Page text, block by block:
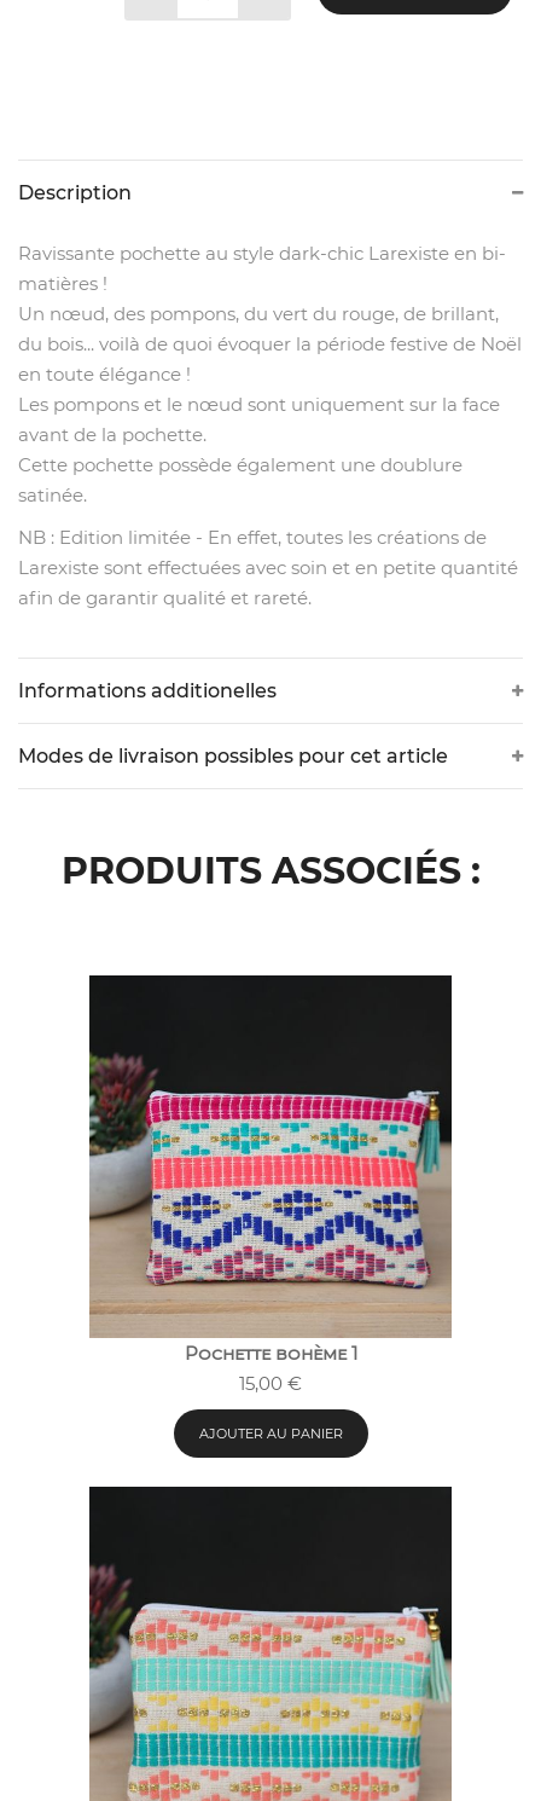
Description
Ravissante pochette au style dark-chic Larexiste en bi-
matières !
Un nœud, des pompons, du vert du rouge, de brillant,
du bois... voilà de quoi évoquer la période festive de Noël
en toute élégance !
Les pompons et le nœud sont uniquement sur la face
avant de la pochette.
Cette pochette possède également une doublure
satinée.
NB : Edition limitée - En effet, toutes les créations de
Larexiste sont effectuées avec soin et en petite quantité
afin de garantir qualité et rareté.
Informations additionelles
Modes de livraison possibles pour cet article
PRODUITS ASSOCIÉS :
Pochette bohème 1
15,00 €
AJOUTER AU PANIER